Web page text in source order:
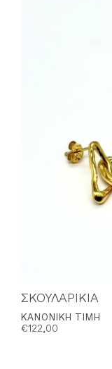
ΣΚΟΥΛΑΡΙΚΙΑ
ΚΑΝΟΝΙΚΉ ΤΙΜΉ
€122,00